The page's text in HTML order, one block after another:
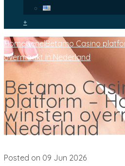
+
HomeGenelBetamo Casino
overmaakt in Nederland
Betamo
platform –
winsten
Nederland
Posted on 09 Jun 2026